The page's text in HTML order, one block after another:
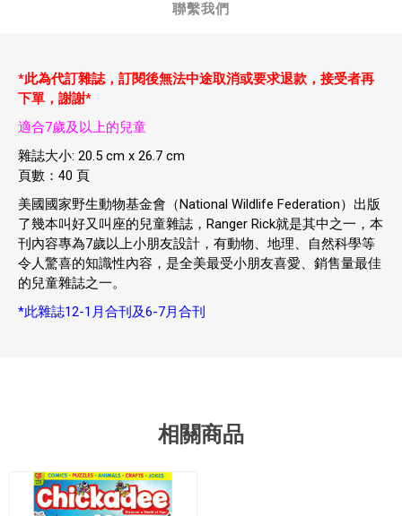
聯繫我們
*此為代訂雜誌， 訂閱後無法中途取消或要求退款，接受者再
下單，謝謝*
適合7歲及以上的兒童
雜誌大小: 20.5 cm x 26.7 cm
頁數：40 頁
美國國家野生動物基金會（National Wildlife Federation）出版
了幾本叫好又叫座的兒童雜誌，Ranger Rick就是其中之一，本
刊內容專為7歲以上小朋友設計，有動物、地理、自然科學等
令人驚喜的知識性內容，是全美最受小朋友喜愛、銷售量最佳
的兒童雜誌之一。
*此雜誌12-1月合刊及6-7月合刊
相關商品